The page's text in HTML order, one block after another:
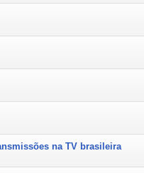
na TV brasileira